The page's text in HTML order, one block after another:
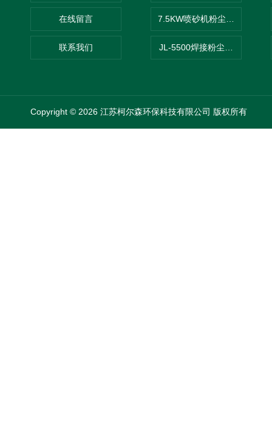
在线留言
联系我们
7.5KW喷砂机粉尘吸尘器
JL-5500焊接粉尘吸尘器
Copyright © 2026 江苏柯尔森环保科技有限公司 版权所有